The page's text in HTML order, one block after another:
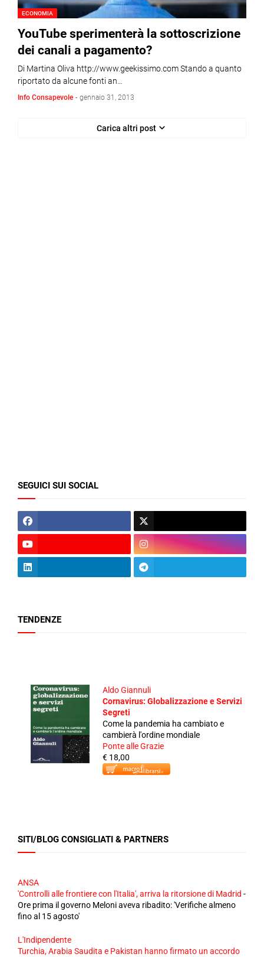
ECONOMIA
YouTube sperimenterà la sottoscrizione
dei canali a pagamento?
Di Martina Oliva http://www.geekissimo.com Stando a quanto
riportato da alcune fonti an…
Info Consapevole - gennaio 31, 2013
Carica altri post
SEGUICI SUI SOCIAL
TENDENZE
Aldo Giannuli
Cornavirus: Globalizzazione e Servizi
Segreti
Come la pandemia ha cambiato e
cambierà l'ordine mondiale
Ponte alle Grazie
€ 18,00
SITI/BLOG CONSIGLIATI & PARTNERS
ANSA
'Controlli alle frontiere con l'Italia', arriva la ritorsione di Madrid -
Ore prima il governo Meloni aveva ribadito: 'Verifiche almeno
fino al 15 agosto'
L'Indipendente
Turchia, Arabia Saudita e Pakistan hanno firmato un accordo